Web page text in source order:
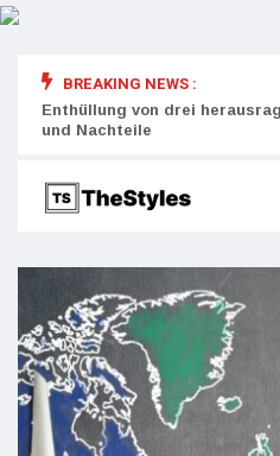
BREAKING NEWS :
Enthüllung von drei
und Nachteile